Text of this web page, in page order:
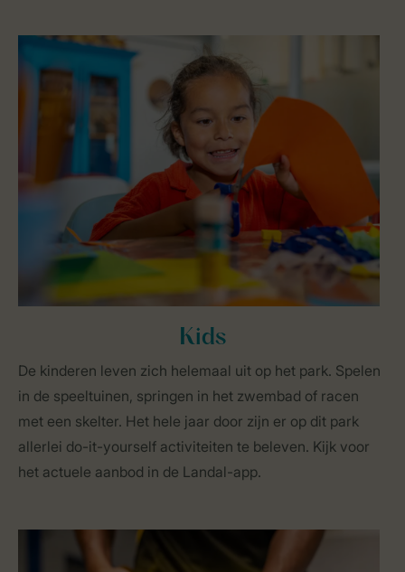
Kids
De kinderen leven zich helemaal uit op het park. Spelen
in de speeltuinen, springen in het zwembad of racen
met een skelter. Het hele jaar door zijn er op dit park
allerlei do-it-yourself activiteiten te beleven. Kijk voor
het actuele aanbod in de Landal-app.